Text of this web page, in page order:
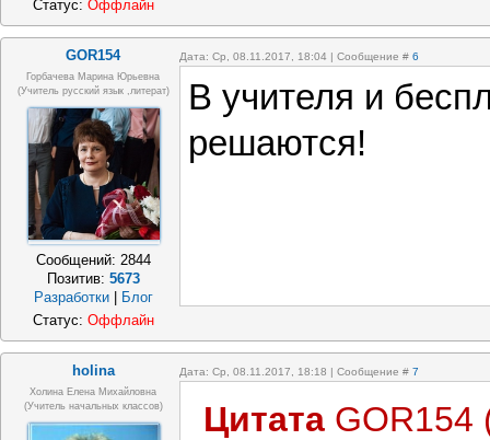
Статус: Оффлайн
GOR154 Дата: Ср, 08.11.2017, 18:04 | Сообщение # 6
Горбачева Марина Юрьевна
(учитель русский язык ,литерат)
Сообщений: 2844
Позитив: 5673
Разработки
Блог
В учителя и
решаются!
Статус: Оффлайн
holina Дата: Ср, 08.11.2017, 18:18 | Сообщение # 7
Холина Елена Михайловна
(учитель начальных классов)
Цитата GOR154